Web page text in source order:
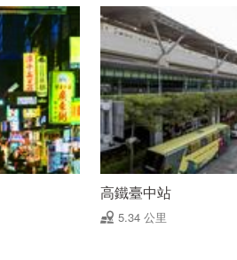
高鐵臺中站
5.34 公里